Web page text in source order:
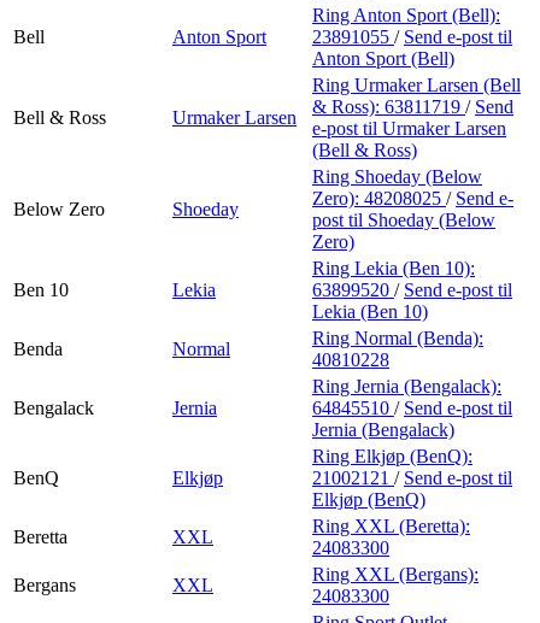
Bell Anton Sport
Ring Anton Sport (Bell):
23891055 / Send e-post til
Anton Sport (Bell)
Bell & Ross Urmaker Larsen
Ring Urmaker Larsen (Bell
& Ross): 63811719 / Send
e-post til Urmaker Larsen
(Bell & Ross)
Below Zero Shoeday
Ring Shoeday (Below
Zero): 48208025 / Send e-
post til Shoeday (Below
Zero)
Ben 10 Lekia
Ring Lekia (Ben 10):
63899520 / Send e-post til
Lekia (Ben 10)
Benda
Normal
Ring Normal (Benda):
40810228
Bengalack Jernia
Ring Jernia (Bengalack):
64845510 / Send e-post til
Jernia (Bengalack)
BenQ Elkjøp
Ring Elkjøp (BenQ):
21002121 / Send e-post til
Elkjøp (BenQ)
Beretta
XXL
Ring XXL (Beretta):
24083300
Bergans
XXL
Ring XXL (Bergans):
24083300